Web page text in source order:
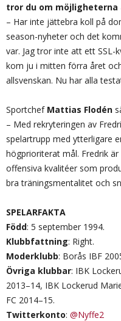
tror du om möjligheterna
– Har inte jättebra koll på
season-nyheter och det
var. Jag tror inte att ett SSL-
kom ju i mitten förra året
allsvenskan. Nu har alla
Sportchef Mattias Flodén
– Med rekryteringen av
spelartrupp med ytterligare
högprioriterat mål. Fredrik
offensiva kvalitéer som
bra träningsmentalitet och
SPELARFAKTA
Född: 5 september 1994.
Klubbfattning: Right.
Moderklubb: Borås IBF
Övriga klubbar: IBK
2013–14, IBK Lockerud
FC 2014–15.
Twitterkonto: @Nyffe2